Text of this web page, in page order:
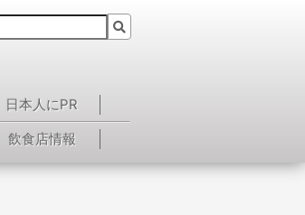
日本人にPR
飲食店情報